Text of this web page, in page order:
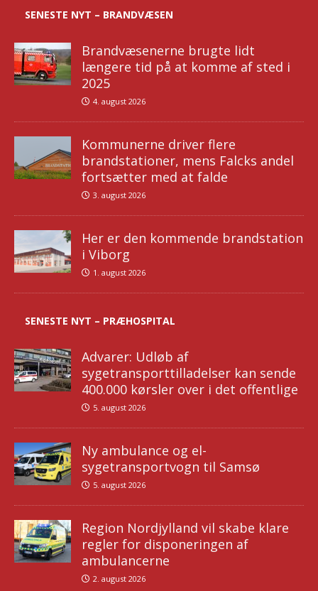
SENESTE NYT – BRANDVÆSEN
Brandvæsenerne brugte lidt
længere tid på at komme af sted i
2025
4. august 2026
Kommunerne driver flere
brandstationer, mens Falcks andel
fortsætter med at falde
3. august 2026
Her er den kommende brandstation
i Viborg
1. august 2026
SENESTE NYT – PRÆHOSPITAL
Advarer: Udløb af
sygetransporttilladelser kan sende
400.000 kørsler over i det offentlige
5. august 2026
Ny ambulance og el-
sygetransportvogn til Samsø
5. august 2026
Region Nordjylland vil skabe klare
regler for disponeringen af
ambulancerne
2. august 2026